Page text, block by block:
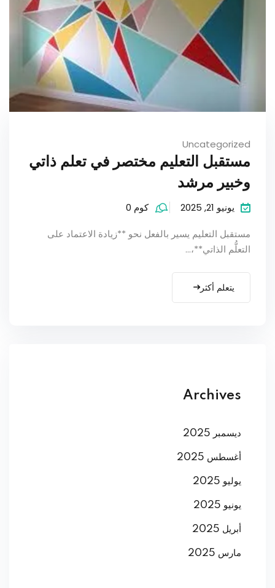
Uncategorized
مستقبل التعليم مختصر في تعلم ذاتي
وخبير مرشد
يونيو 21, 2025 كوم 0
مستقبل التعليم يسير بالفعل نحو **زيادة الاعتماد على
التعلُّم الذاتي**،...
يتعلم أكثر
Archives
ديسمبر 2025
أغسطس 2025
يوليو 2025
يونيو 2025
أبريل 2025
مارس 2025